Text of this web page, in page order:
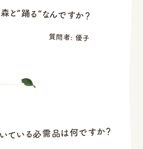
と“踊る”なんですか？
質問者: 優子
ている必需品は何ですか？